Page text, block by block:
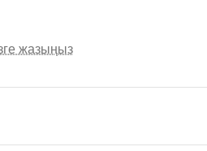
жазыңыз